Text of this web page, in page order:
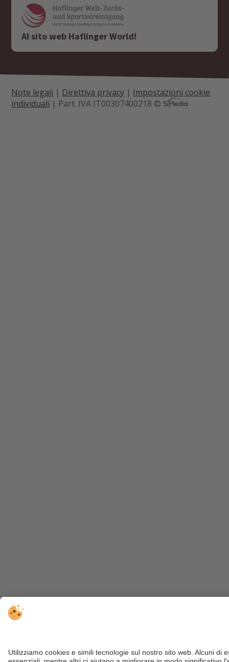
Al sito web Haflinger World!
Note legali | Direttiva privacy | Impostazioni cookie
individuali | Part. IVA IT00307400218 ©